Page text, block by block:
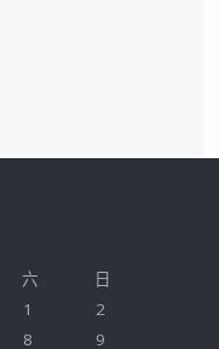
六
日
1
2
8 9